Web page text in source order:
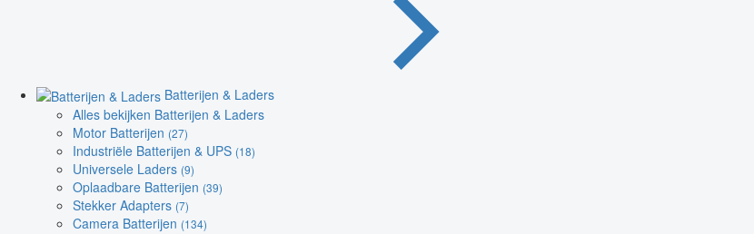
Batterijen & Laders
Alles bekijken Batterijen & Laders
Motor Batterijen (27)
Industriële Batterijen & UPS (18)
Universele Laders (9)
Oplaadbare Batterijen (39)
Stekker Adapters (7)
Camera Batterijen (134)